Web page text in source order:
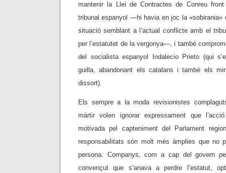
mantenir la Llei de Contractes de Conreu front
tribunal espanyol —hi havia en joc la «sobirania»
situació semblant a l’actual conflicte amb el
per l’estatutet de la vergonya—, i també
del socialista espanyol Indalecio Prieto (qui
guilla, abandonant els catalans i també els
dissort).
Els sempre a la moda revisionistes
màrtir volen ignorar expressament que
motivada pel capteniment del Parlament
responsabilitats són molt més àmplies que no
persona. Companys, com a cap del govern
convençut que s’anava a perdre l’estatut,